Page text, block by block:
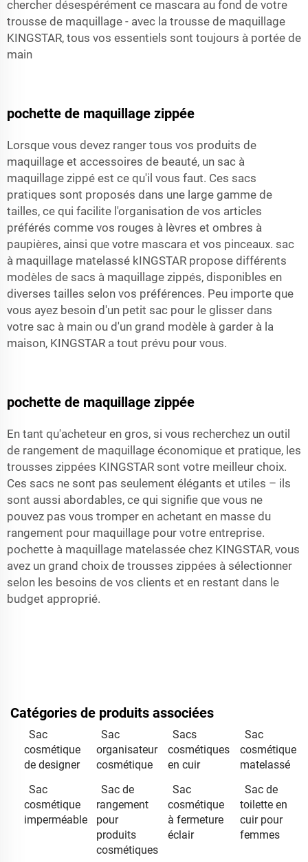
chercher désespérément ce mascara au fond de votre
trousse de maquillage - avec la trousse de maquillage
KINGSTAR, tous vos essentiels sont toujours à portée de
main
pochette de maquillage zippée
Lorsque vous devez ranger tous vos produits de
maquillage et accessoires de beauté, un sac à
maquillage zippé est ce qu'il vous faut. Ces sacs
pratiques sont proposés dans une large gamme de
tailles, ce qui facilite l'organisation de vos articles
préférés comme vos rouges à lèvres et ombres à
paupières, ainsi que votre mascara et vos pinceaux. sac
à maquillage matelassé kINGSTAR propose différents
modèles de sacs à maquillage zippés, disponibles en
diverses tailles selon vos préférences. Peu importe que
vous ayez besoin d'un petit sac pour le glisser dans
votre sac à main ou d'un grand modèle à garder à la
maison, KINGSTAR a tout prévu pour vous.
pochette de maquillage zippée
En tant qu'acheteur en gros, si vous recherchez un outil
de rangement de maquillage économique et pratique, les
trousses zippées KINGSTAR sont votre meilleur choix.
Ces sacs ne sont pas seulement élégants et utiles – ils
sont aussi abordables, ce qui signifie que vous ne
pouvez pas vous tromper en achetant en masse du
rangement pour maquillage pour votre entreprise.
pochette à maquillage matelassée chez KINGSTAR, vous
avez un grand choix de trousses zippées à sélectionner
selon les besoins de vos clients et en restant dans le
budget approprié.
Catégories de produits associées
Sac
cosmétique
de designer
Sac
organisateur
cosmétique
Sacs
cosmétiques
en cuir
Sac
cosmétique
matelassé
Sac
cosmétique
imperméable
Sac de
rangement
pour
produits
cosmétiques
Sac
cosmétique
à fermeture
éclair
Sac de
toilette en
cuir pour
femmes